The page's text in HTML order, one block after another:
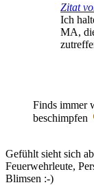
Zitat
Ich
MA,
Finds immer
beschimpfen
Gefühlt sieht sich
Feuerwehrleute,
Blimsen :-)